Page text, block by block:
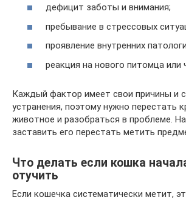
дефицит заботы и внимания;
пребывание в стрессовых
проявление внутренних
реакция на нового питомца или
Каждый фактор имеет свои причины и
устранения, поэтому нужно перестать
животное и разобраться в проблеме.
заставить его перестать метить
Что делать если кошка
отучить
Если кошечка систематически метит,